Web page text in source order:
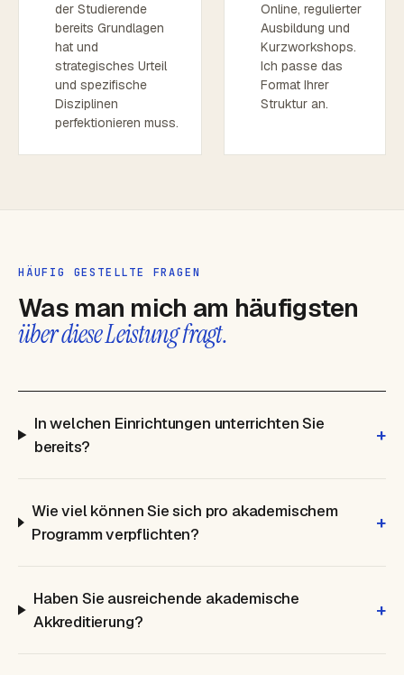
der Studierende
bereits Grundlagen
hat und
strategisches Urteil
und spezifische
Disziplinen
perfektionieren muss.
Online, regulierter
Ausbildung und
Kurzworkshops.
Ich passe das
Format Ihrer
Struktur an.
HÄUFIG GESTELLTE FRAGEN
Was man mich am häufigsten
über diese Leistung fragt.
In welchen Einrichtungen unterrichten Sie
bereits?
+
Wie viel können Sie sich pro akademischem
Programm verpflichten?
+
Haben Sie ausreichende akademische
Akkreditierung?
+